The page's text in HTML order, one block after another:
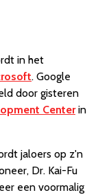
in het
. Google
door gisteren
Centerin
jaloers op z'n
Dr. Kai-Fu
een voormalig